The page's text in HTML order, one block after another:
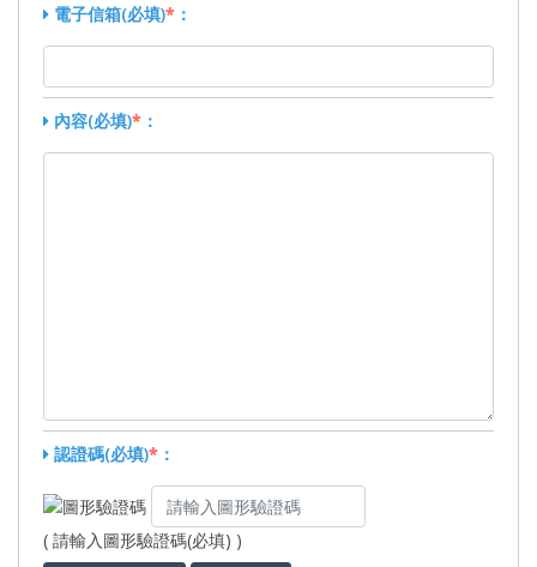
電子信箱(必填)* ：
內容(必填)* ：
認證碼(必填)* ：
( 請輸入圖形驗證碼(必填) )